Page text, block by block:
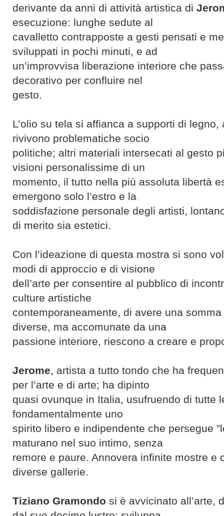
derivante da anni di attività artistica di
esecuzione: lunghe sedute al
cavalletto contrapposte a gesti pensati e
sviluppati in pochi minuti, e ad
un’improvvisa liberazione interiore che
decorativo per confluire nel
gesto.
L’olio su tela si affianca a supporti di
rivivono problematiche socio
politiche; altri materiali intersecati al gesto
visioni personalissime di un
momento, il tutto nella più assoluta libertà
emergono solo l’estro e la
soddisfazione personale degli artisti,
di merito sia estetici.
Con l’ideazione di questa mostra si sono
modi di approccio e di visione
dell’arte per consentire al pubblico di
culture artistiche
contemporaneamente, di avere una
diverse, ma accomunate da una
passione interiore, riescono a creare e
Jerome, artista a tutto tondo che ha
per l’arte e di arte; ha dipinto
quasi ovunque in Italia, usufruendo di tutte
fondamentalmente uno
spirito libero e indipendente che persegue
maturano nel suo intimo, senza
remore e paure. Annovera infinite mostre e
diverse gallerie.
Tiziano Gramondo si è avvicinato all’arte,